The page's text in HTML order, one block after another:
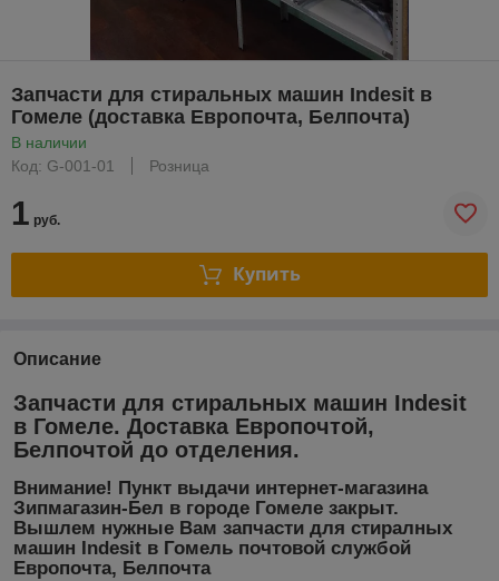
Запчасти для стиральных машин Indesit в
Гомеле (доставка Европочта, Белпочта)
В наличии
Код: G-001-01
Розница
1 руб.
Купить
Описание
Запчасти для стиральных машин Indesit
в Гомеле. Доставка Европочтой,
Белпочтой до отделения.
Внимание! Пункт выдачи интернет-магазина
Зипмагазин-Бел в городе Гомеле закрыт.
Вышлем нужные Вам запчасти для стиралных
машин Indesit в Гомель почтовой службой
Европочта, Белпочта